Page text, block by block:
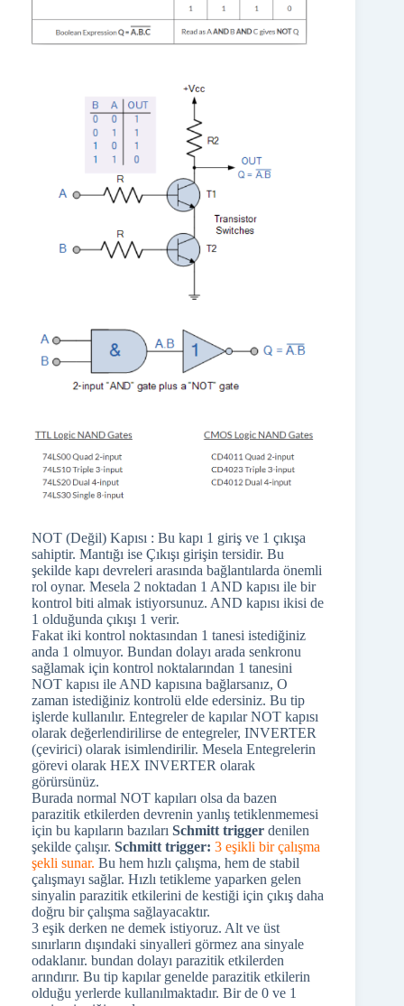
NOT (Değil) Kapısı : Bu kapı 1 giriş ve 1 çıkışa
sahiptir. Mantığı ise Çıkışı girişin tersidir. Bu
şekilde kapı devreleri arasında bağlantılarda önemli
rol oynar. Mesela 2 noktadan 1 AND kapısı ile bir
kontrol biti almak istiyorsunuz. AND kapısı ikisi de
1 olduğunda çıkışı 1 verir.
Fakat iki kontrol noktasından 1 tanesi istediğiniz
anda 1 olmuyor. Bundan dolayı arada senkronu
sağlamak için kontrol noktalarından 1 tanesini
NOT kapısı ile AND kapısına bağlarsanız, O
zaman istediğiniz kontrolü elde edersiniz. Bu tip
işlerde kullanılır. Entegreler de kapılar NOT kapısı
olarak değerlendirilirse de entegreler, INVERTER
(çevirici) olarak isimlendirilir. Mesela Entegrelerin
görevi olarak HEX INVERTER olarak
görürsünüz.
Burada normal NOT kapıları olsa da bazen
parazitik etkilerden devrenin yanlış tetiklenmemesi
için bu kapıların bazıları Schmitt trigger denilen
şekilde çalışır. Schmitt trigger: 3 eşikli bir çalışma
şekli sunar. Bu hem hızlı çalışma, hem de stabil
çalışmayı sağlar. Hızlı tetikleme yaparken gelen
sinyalin parazitik etkilerini de kestiği için çıkış daha
doğru bir çalışma sağlayacaktır.
3 eşik derken ne demek istiyoruz. Alt ve üst
sınırların dışındaki sinyalleri görmez ana sinyale
odaklanır. bundan dolayı parazitik etkilerden
arındırır. Bu tip kapılar genelde parazitik etkilerin
olduğu yerlerde kullanılmaktadır. Bir de 0 ve 1